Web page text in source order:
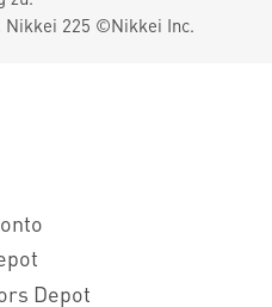
Nikkei 225 ©Nikkei Inc.
Depot